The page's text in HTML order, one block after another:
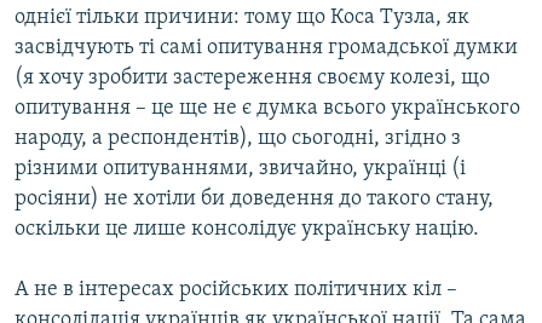
однієї тільки причини: тому що Коса Тузла, як
засвідчують ті самі опитування громадської думки
(я хочу зробити застереження своєму колезі, що
опитування – це ще не є думка всього українського
народу, а респондентів), що сьогодні, згідно з
різними опитуваннями, звичайно, українці (і
росіяни) не хотіли би доведення до такого стану,
оскільки це лише консолідує українську націю.
А не в інтересах російських політичних кіл –